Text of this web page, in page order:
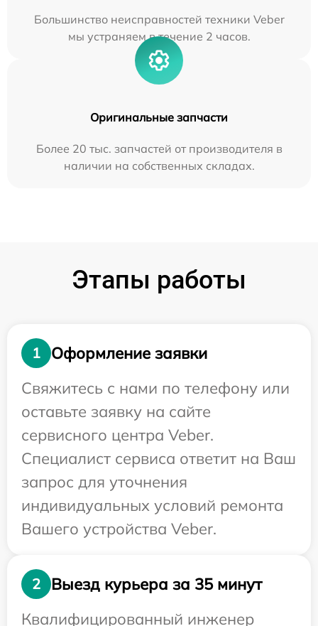
Большинство неисправностей техники Veber
мы устраняем в течение 2 часов.
Оригинальные запчасти
Более 20 тыс. запчастей от производителя в
наличии на собственных складах.
Этапы работы
1
Оформление заявки
Свяжитесь с нами по телефону или
оставьте заявку на сайте
сервисного центра Veber.
Специалист сервиса ответит на Ваш
запрос для уточнения
индивидуальных условий ремонта
Вашего устройства Veber.
2
Выезд курьера за 35 минут
Квалифицированный инженер